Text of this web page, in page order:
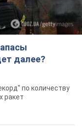
далее?
по количеству
ракет